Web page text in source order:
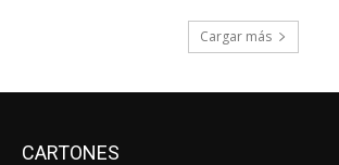
Cargar más
CARTONES